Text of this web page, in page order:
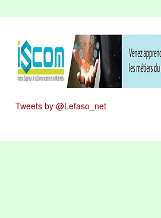
Tweets by @Lefaso_net